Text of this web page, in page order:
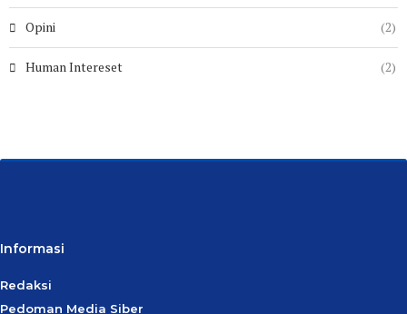
Opini (2)
Human Intereset (2)
Informasi
Redaksi
Pedoman Media Siber